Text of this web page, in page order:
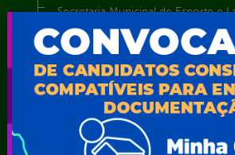
Secretaria Municipal de Esporte e
Secretaria Municipal de Finanças –
Secretaria Municipal de Governo –
Secretaria Municipal de Meio
Secretaria Municipal de
Secretaria Municipal de Relações
Secretaria Municipal de Saúde – SMS
Secretaria Municipal de Serviços